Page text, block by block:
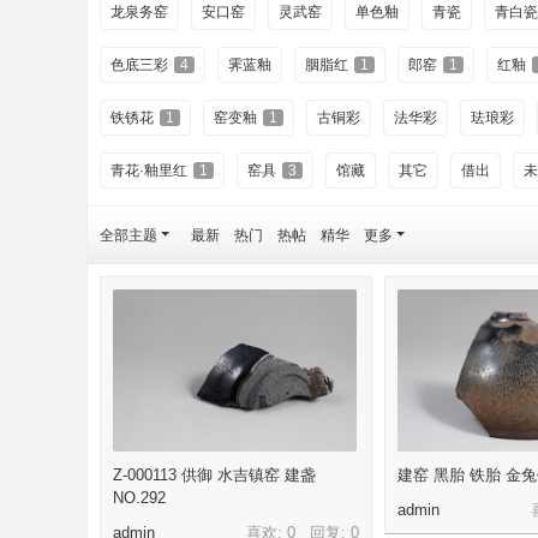
龙泉务窑 安口窑 灵武窑 单色釉 青瓷 青白瓷
色底三彩 4 霁蓝釉 胭脂红 1 郎窑 1 红釉
铁锈花 1 窑变釉 1 古铜彩 法华彩 珐琅彩
青花·釉里红 1 窑具 3 馆藏 其它 借出
全部主题 最新 热门 热帖 精华 更多
Z-000113 供御 水吉镇窑 建盏
NO.292
喜欢: 0 回复: 0
admin
建窑 黑胎 铁胎 金
admin